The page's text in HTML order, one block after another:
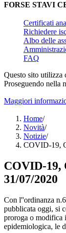
FORSE STAVI
Certificati
Richiedere
Albo delle
FAQ
Questo sito utilizza
Proseguendo nella
Maggiori
Home/
Novità/
Notizie/
COVID-19,
COVID-19,
31/07/2020
Con l''ordinanza
pubblicata oggi, si
proroga o modifica
epidemiologica, le